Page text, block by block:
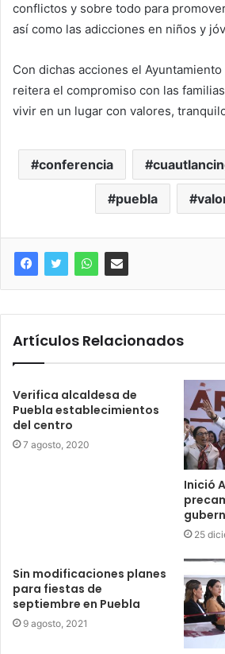
conflictos y sobre todo para
así como las adicciones en niños y
Con dichas acciones el
reitera el compromiso con las
vivir en un lugar con valores,
conferencia
puebla
Artículos Relacionados
Verifica alcaldesa de
Puebla establecimientos
del centro
7 agosto, 2020
Inició
25
Sin modificaciones planes
para fiestas de
septiembre en Puebla
9 agosto, 2021